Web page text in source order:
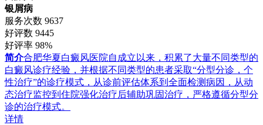
银屑病
服务次数 9637
好评数 9445
好评率 98%
简介合肥华夏白癜风医院自成立以来，积累了大量不同类型的
白癜风诊疗经验，并根据不同类型的患者采取“分型分诊，个
性治疗”的诊疗模式，从诊前评估体系到全面检测病因，从动
态治疗监控到住院强化治疗后辅助巩固治疗，严格遵循分型分
诊的治疗模式。
详情